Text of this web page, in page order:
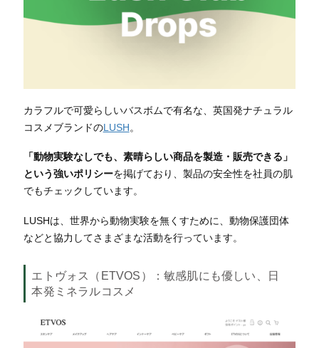
カラフルで可愛らしいバスボムで有名な、英国発ナチュラル
コスメブランドのLUSH。
「動物実験なしでも、素晴らしい商品を製造・販売できる」
という強いポリシーを掲げており、製品の安全性を社員の肌
でもチェックしています。
LUSHは、世界から動物実験を無くすために、動物保護団体
などと協力してさまざまな活動を行っています。
エトヴォス（ETVOS）
：敏感肌にも優しい、日
本発ミネラルコスメ